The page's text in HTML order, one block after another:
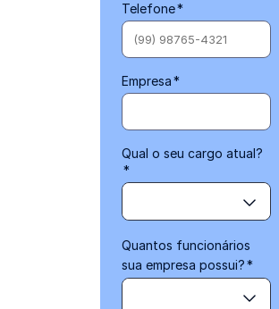
Telefone*
Empresa*
Qual o seu cargo atual?
*
Quantos funcionários
sua empresa possui?*